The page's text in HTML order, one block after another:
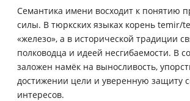
Семантика имени восходит к понятию
силы. В тюркских языках корень temir/
«железо», а в исторической традиции
полководца и идеей несгибаемости. В
заложен намёк на выносливость,
достижении цели и уверенную защиту
интересов.